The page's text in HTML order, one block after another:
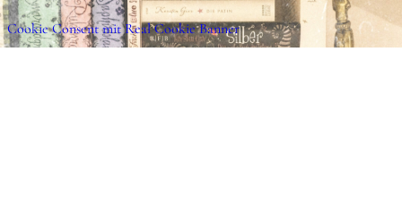
Cookie Consent mit Real Cookie Banner